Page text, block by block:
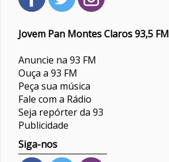
Jovem Pan Montes Claros 93,5 FM
Anuncie na 93 FM
Ouça a 93 FM
Peça sua música
Fale com a Rádio
Seja repórter da 93
Publicidade
Siga-nos